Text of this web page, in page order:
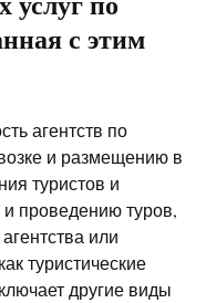
с этим
агентств по
и размещению в
туристов и
проведению туров,
или
туристические
другие виды